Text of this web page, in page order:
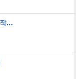
외벽 코킹 및 외벽 라인조명 교체 작업 ,전기 내선 작업 ,배관 설비,기타 설비,배추 작업 경험 있음 외벽코킹 장비 완비,기타 설비공구 보유